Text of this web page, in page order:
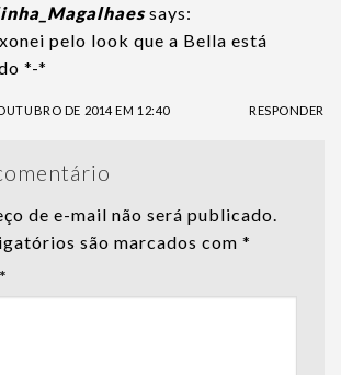
says:
pelo look que a Bella está
*-*
DE 2014 EM 12:40 RESPONDER
de e-mail não será publicado.
são marcados com *
*